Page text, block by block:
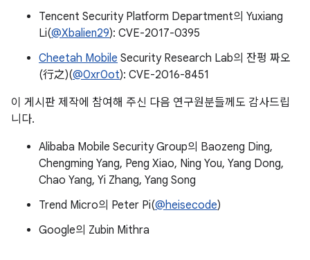
Tencent Security Platform Department의 Yuxiang
Li(@Xbalien29): CVE-2017-0395
Cheetah Mobile Security Research Lab의 잔펑 짜오
(行之)(@0xr0ot): CVE-2016-8451
이 게시판 제작에 참여해 주신 다음 연구원분들께도 감사드립
니다.
Alibaba Mobile Security Group의 Baozeng Ding,
Chengming Yang, Peng Xiao, Ning You, Yang Dong,
Chao Yang, Yi Zhang, Yang Song
Trend Micro의 Peter Pi(@heisecode)
Google의 Zubin Mithra